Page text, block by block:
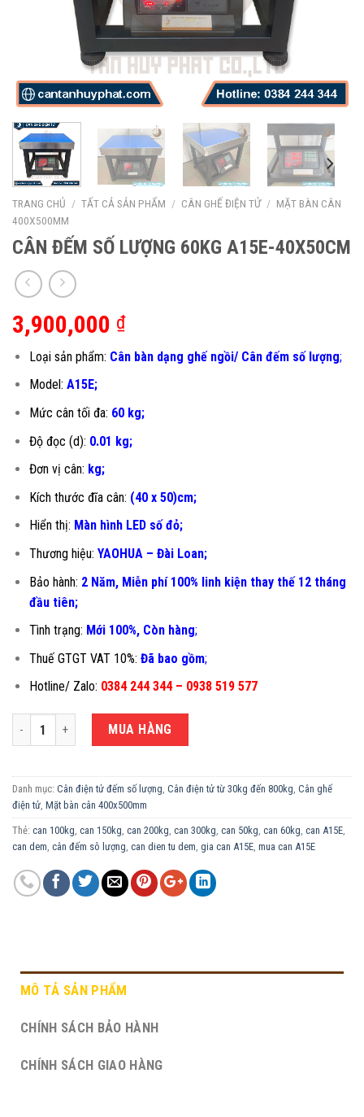
TRANG CHỦ / TẤT CẢ SẢN PHẨM / CÂN GHẾ ĐIỆN TỬ / MẶT BÀN CÂN
400X500MM
CÂN ĐẾM SỐ LƯỢNG 60KG A15E-40X50CM
3,900,000 ₫
Loại sản phẩm: Cân bàn dạng ghế ngồi/ Cân đếm số lượng;
Model: A15E;
Mức cân tối đa: 60 kg;
Độ đọc (d): 0.01 kg;
Đơn vị cân: kg;
Kích thước đĩa cân: (40 x 50)cm;
Hiển thị: Màn hình LED số đỏ;
Thương hiệu: YAOHUA – Đài Loan;
Bảo hành: 2 Năm, Miễn phí 100% linh kiện thay thế 12 tháng
đầu tiên;
Tình trạng: Mới 100%, Còn hàng;
Thuế GTGT VAT 10%: Đã bao gồm;
Hotline/ Zalo: 0384 244 344 – 0938 519 577
CÂN ĐẾM SỐ LƯỢNG 60KG A15E-40X50CM số lượng
MUA HÀNG
Danh mục: Cân điện tử đếm số lượng, Cân điện tử từ 30kg đến 800kg, Cân ghế
điện tử, Mặt bàn cân 400x500mm
Thẻ: can 100kg, can 150kg, can 200kg, can 300kg, can 50kg, can 60kg, can A15E,
can dem, cân đếm sô lượng, can dien tu dem, gia can A15E, mua can A15E
MÔ TẢ SẢN PHẨM
CHÍNH SÁCH BẢO HÀNH
CHÍNH SÁCH GIAO HÀNG